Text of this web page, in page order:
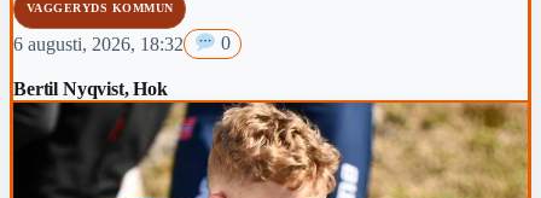
VAGGERYDS KOMMUN
6 augusti, 2026, 18:32 0
Bertil Nyqvist, Hok